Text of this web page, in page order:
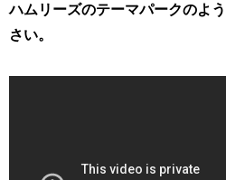
ハムリーズのテーマパークのよ
さい。